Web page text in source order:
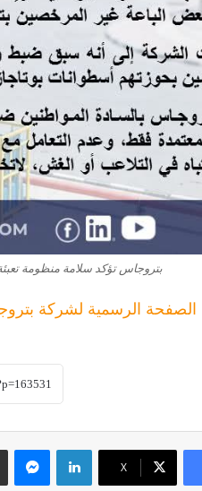
بتروجاس تؤكد سلامة منظومة
الصفحة الرسمية لشركة
‫X
لينكدإن